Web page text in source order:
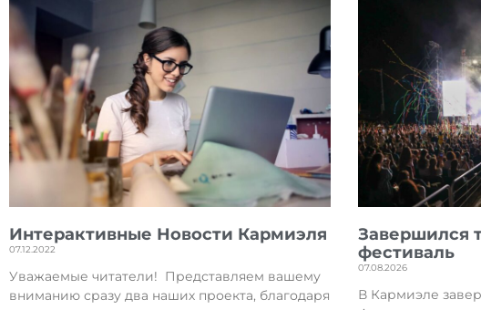
Интерактивные Новости Кармиэля
07.12.2022
Уважаемые читатели! Представляем вашему
вниманию сразу два наших проекта, благодаря
Завершился
фестиваль
07.08.2026
В Кармиэле